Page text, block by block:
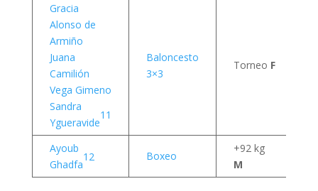
Gracia
Alonso de
Armiño
Juana
Camilión
Vega Gimeno
Sandra
Ygueravide
11
Baloncesto
3×3
Torneo F
Ayoub
Ghadfa
12 Boxeo
+92 kg
M